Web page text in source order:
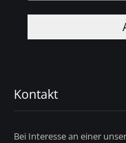
Kontakt
Bei Interesse an einer